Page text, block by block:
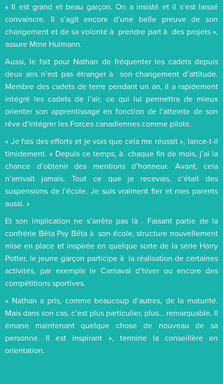
« Il est grand et beau garçon. On a insisté et il s’est laissé
convaincre. Il s’agit encore d’une belle preuve de son
changement et de sa volonté à prendre part à des projets »,
assure Mme Hulmann.
Aussi, le fait pour Nathan de fréquenter les cadets depuis
deux ans n’est pas étranger à son changement d’attitude.
Membre des cadets de terre pendant un an, il a rapidement
intégré les cadets de l’air, ce qui lui permettra de mieux
orienter son apprentissage en fonction de l’atteinte de son
rêve d’intégrer les Forces canadiennes comme pilote.
« Je fais des efforts et je vois que cela me réussit », lance-t-il
timidement. « Depuis ce temps, à chaque fin de mois, j’ai la
chance d’obtenir des mentions d’honneur. Avant, cela
n’arrivait jamais. Tout ce que je recevais, c’était des
suspensions de l’école. Je suis vraiment fier et mes parents
aussi. »
Et son implication ne s’arrête pas là . Faisant partie de la
confrérie Bêta Psy Bêta à son école, structure nouvellement
mise en place et inspirée en quelque sorte de la série Harry
Potter, le jeune garçon participe à la réalisation de certaines
activités, par exemple le Carnaval d’hiver ou encore des
compétitions sportives.
« Nathan a pris, comme beaucoup d’autres, de la maturité.
Mais dans son cas, c’est plus particulier, plus… remarquable. Il
émane maintenant quelque chose de nouveau de sa
personne. Il est inspirant », termine la conseillère en
orientation.